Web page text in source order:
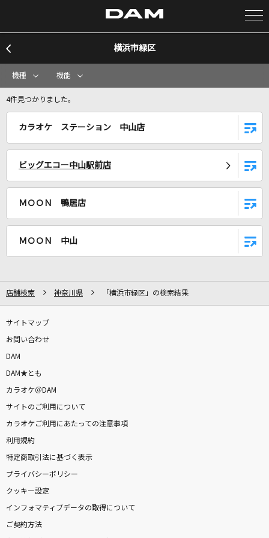
カラオケ検索
リアルタイムで歌われている曲の一覧
カレシのジュード
WHITE BREATH
T.M.Revolution
雨とカプチーノ
ヨルシカ
オトノケ
Creepy Nuts
宇宙戦艦ヤマト
ブリキノダンス
日向電工
[プロオケ]蕾
コブクロ
横浜市緑区
機種 機能
4件見つかりました。
カラオケ ステーション 中山店
ビッグエコー中山駅前店
ＭＯＯＮ 鴨居店
ＭＯＯＮ 中山
店舗検索 神奈川県 「横浜市緑区」の検索結果
サイトマップ
お問い合わせ
DAM
DAM★とも
カラオケ＠DAM
サイトのご利用について
カラオケご利用にあたっての注意事項
利用規約
特定商取引法に基づく表示
プライバシーポリシー
クッキー設定
インフォマティブデータの取得について
ご契約方法